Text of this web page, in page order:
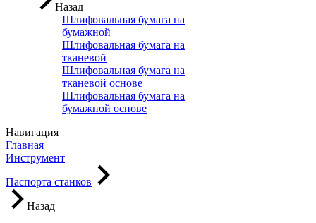
Назад
Шлифовальная бумага на
бумажной
Шлифовальная бумага на
тканевой
Шлифовальная бумага на
тканевой основе
Шлифовальная бумага на
бумажной основе
Навигация
Главная
Инструмент
Паспорта станков
Назад